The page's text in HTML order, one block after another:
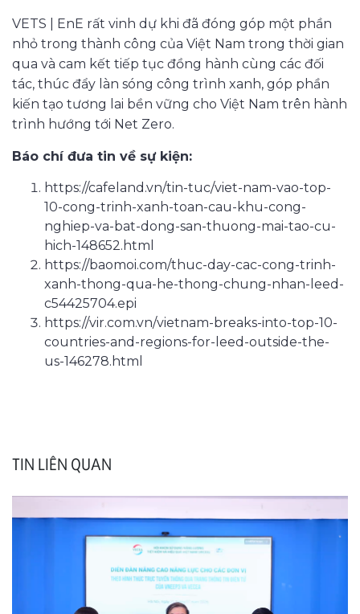
VETS | EnE rất vinh dự khi đã đóng góp một phần
nhỏ trong thành công của Việt Nam trong thời gian
qua và cam kết tiếp tục đồng hành cùng các đối
tác, thúc đẩy làn sóng công trình xanh, góp phần
kiến tạo tương lai bền vững cho Việt Nam trên hành
trình hướng tới Net Zero.
Báo chí đưa tin về sự kiện:
https://cafeland.vn/tin-tuc/viet-nam-vao-top-
10-cong-trinh-xanh-toan-cau-khu-cong-
nghiep-va-bat-dong-san-thuong-mai-tao-cu-
hich-148652.html
https://baomoi.com/thuc-day-cac-cong-trinh-
xanh-thong-qua-he-thong-chung-nhan-leed-
c54425704.epi
https://vir.com.vn/vietnam-breaks-into-top-10-
countries-and-regions-for-leed-outside-the-
us-146278.html
TIN LIÊN QUAN